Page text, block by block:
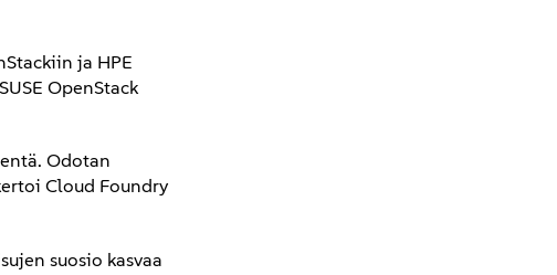
ja HPE
OpenStack
Odotan
Cloud Foundry
suosio kasvaa